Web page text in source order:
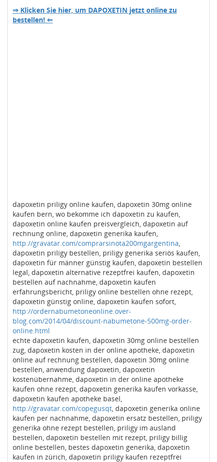
⇒ Klicken Sie hier, um DAPOXETIN jetzt online zu
bestellen! ⇐
dapoxetin priligy online kaufen, dapoxetin 30mg online
kaufen bern, wo bekomme ich dapoxetin zu kaufen,
dapoxetin online kaufen preisvergleich, dapoxetin auf
rechnung online, dapoxetin generika kaufen,
http://gravatar.com/comprarsinota200mgargentina,
dapoxetin priligy bestellen, priligy generika seriös kaufen,
dapoxetin für männer günstig kaufen, dapoxetin bestellen
legal, dapoxetin alternative rezeptfrei kaufen, dapoxetin
bestellen auf nachnahme, dapoxetin kaufen
erfahrungsbericht, priligy online bestellen ohne rezept,
dapoxetin günstig online, dapoxetin kaufen sofort,
http://ordernabumetoneonline.over-
blog.com/2014/04/discount-nabumetone-500mg-order-
online.html
echte dapoxetin kaufen, dapoxetin 30mg online bestellen
zug, dapoxetin kosten in der online apotheke, dapoxetin
online auf rechnung bestellen, dapoxetin 30mg online
bestellen, anwendung dapoxetin, dapoxetin
kostenübernahme, dapoxetin in der online apotheke
kaufen ohne rezept, dapoxetin generika kaufen vorkasse,
dapoxetin kaufen apotheke basel,
http://gravatar.com/copegusqt, dapoxetin generika online
kaufen per nachnahme, dapoxetin ersatz bestellen, priligy
generika ohne rezept bestellen, priligy im ausland
bestellen, dapoxetin bestellen mit rezept, priligy billig
online bestellen, bestes dapoxetin generika, dapoxetin
kaufen in zürich, dapoxetin priligy kaufen rezeptfrei